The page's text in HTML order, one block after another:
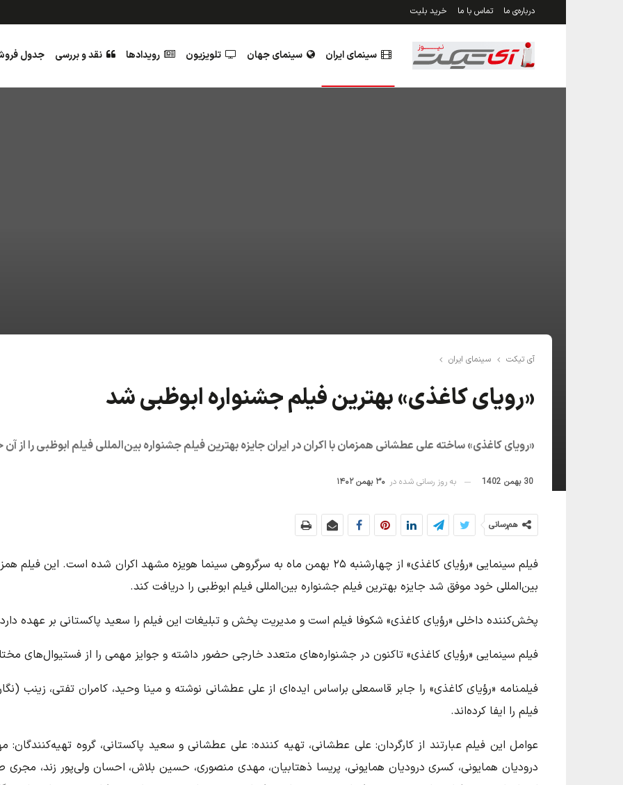
درباره‌ی ما تماس با ما خرید بلیت
سینمای ایران سینمای جهان تلویزیون رویدادها نقد و بررسی جدول
آی تیکت سینمای ایران
«رویای کاغذی» بهترین فیلم جشنواره ابوظبی شد
«رویای کاغذی» ساخته علی عطشانی همزمان با اکران در ایران جایزه بهترین فیلم جشنواره بین‌المللی فیلم ابوظبی را از
30 بهمن 1402 به روز رسانی شده در ۳۰ بهمن ۱۴۰۲
هم‌رسانی
فیلم سینمایی «رؤیای کاغذی» از چهارشنبه ۲۵ بهمن ماه به سرگروهی سینما هویزه مشهد اکران
بین‌المللی خود موفق شد جایزه بهترین فیلم جشنواره بین‌المللی فیلم ابوظبی را دریافت کند.
پخش‌کننده داخلی «رؤیای کاغذی» شکوفا فیلم است و مدیریت پخش و تبلیغات این فیلم را سعید پاکستانی بر عهده
فیلم سینمایی «رؤیای کاغذی» تاکنون در جشنواره‌های متعدد خارجی حضور داشته و جوایز مهمی را از فستیوال‌های
فیلمنامه «رؤیای کاغذی» را جابر قاسمعلی براساس ایده‌ای از علی عطشانی نوشته و مینا وحید، کامران تفتی، زینب
فیلم را ایفا کرده‌اند.
عوامل این فیلم عبارتند از کارگردان: علی عطشانی، تهیه کننده: علی عطشانی و سعید پاکستانی، گروه
درودیان همایونی، کسری درودیان همایونی، پریسا ذهتابیان، مهدی منصوری، حسین بلاش، احسان ولی‌پور زند، مجری